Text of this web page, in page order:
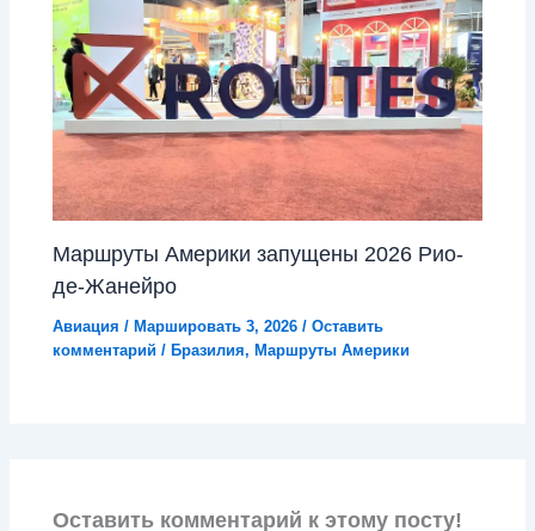
Маршруты Америки запущены 2026 Рио-
де-Жанейро
Авиация / Маршировать 3, 2026/Оставить
комментарий / Бразилия, Маршруты Америки
Оставить комментарий к этому посту!